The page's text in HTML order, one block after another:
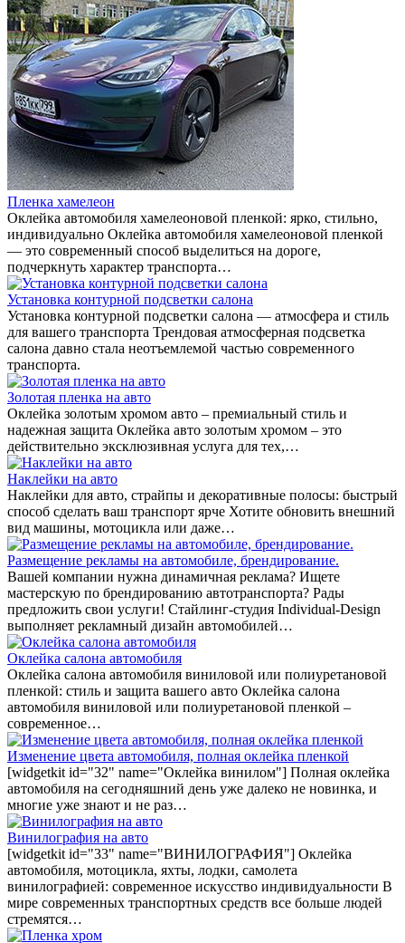
Пленка хамелеон
Оклейка автомобиля хамелеоновой пленкой: ярко, стильно,
индивидуально Оклейка автомобиля хамелеоновой пленкой
— это современный способ выделиться на дороге,
подчеркнуть характер транспорта…
Установка контурной подсветки салона
Установка контурной подсветки салона — атмосфера и стиль
для вашего транспорта Трендовая атмосферная подсветка
салона давно стала неотъемлемой частью современного
транспорта.
Золотая пленка на авто
Оклейка золотым хромом авто – премиальный стиль и
надежная защита Оклейка авто золотым хромом – это
действительно эксклюзивная услуга для тех,…
Наклейки на авто
Наклейки для авто, страйпы и декоративные полосы: быстрый
способ сделать ваш транспорт ярче Хотите обновить внешний
вид машины, мотоцикла или даже…
Размещение рекламы на автомобиле, брендирование.
Вашей компании нужна динамичная реклама? Ищете
мастерскую по брендированию автотранспорта? Рады
предложить свои услуги! Стайлинг-студия Individual-Design
выполняет рекламный дизайн автомобилей…
Оклейка салона автомобиля
Оклейка салона автомобиля виниловой или полиуретановой
пленкой: стиль и защита вашего авто Оклейка салона
автомобиля виниловой или полиуретановой пленкой –
современное…
Изменение цвета автомобиля, полная оклейка пленкой
[widgetkit id="32" name="Оклейка винилом"] Полная оклейка
автомобиля на сегодняшний день уже далеко не новинка, и
многие уже знают и не раз…
Винилография на авто
[widgetkit id="33" name="ВИНИЛОГРАФИЯ"] Оклейка
автомобиля, мотоцикла, яхты, лодки, самолета
винилографией: современное искусство индивидуальности В
мире современных транспортных средств все больше людей
стремятся…